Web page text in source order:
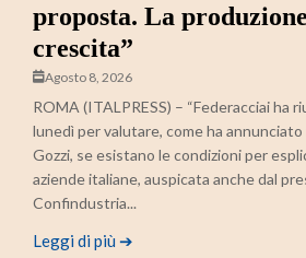
proposta. La
crescita”
Agosto 8, 2026
ROMA (ITALPRESS) – “Federacciai ha
lunedì per valutare, come ha
Gozzi, se esistano le condizioni per
aziende italiane, auspicata anche dal
Confindustria...
Leggi di più ➔